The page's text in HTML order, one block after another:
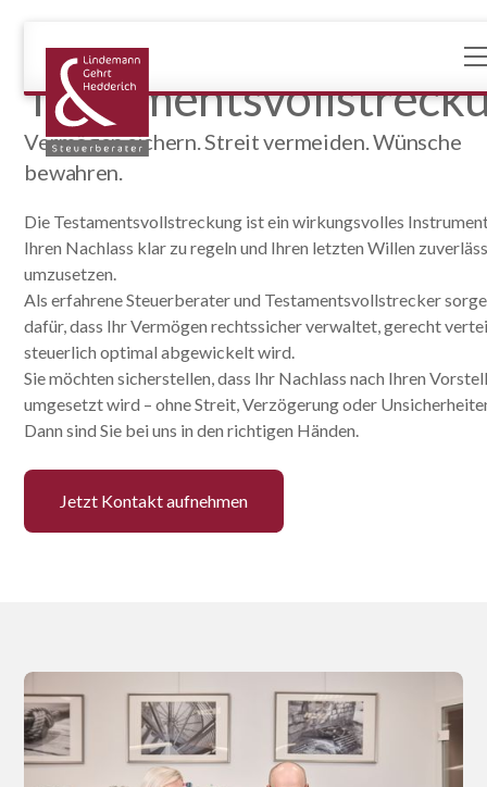
Vermögen sichern. Streit vermeiden. Wünsche
bewahren.
Die Testamentsvollstreckung ist ein wirkungsvolles
Ihren Nachlass klar zu regeln und Ihren letzten Willen
umzusetzen.
Als erfahrene Steuerberater und Testamentsvollstrecker
dafür, dass Ihr Vermögen rechtssicher verwaltet, gerecht
steuerlich optimal abgewickelt wird.
Sie möchten sicherstellen, dass Ihr Nachlass nach Ihren
umgesetzt wird – ohne Streit, Verzögerung oder
Dann sind Sie bei uns in den richtigen Händen.
Jetzt Kontakt aufnehmen